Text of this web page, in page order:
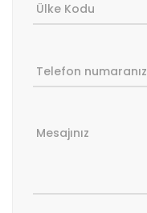
Ülke Kodu
Telefon numaranız
Mesajınız